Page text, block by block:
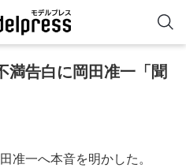
満告白に岡田准一「聞
准一へ本音を明かした。